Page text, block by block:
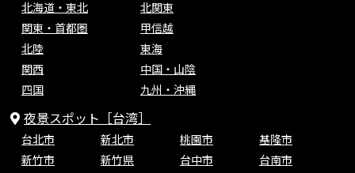
北海道・東北
北関東
関東・首都圏
甲信越
北陸
東海
関西
中国・山陰
四国
九州・沖縄
夜景スポット［台湾］
台北市 新北市 桃園市
基隆市
新竹市
新竹県 台中市
台南市